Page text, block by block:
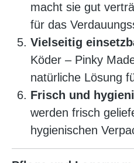
macht sie gut
für das
Vielseitig
Köder – Pinky
natürliche Lösung
Frisch und
werden frisch
hygienischen